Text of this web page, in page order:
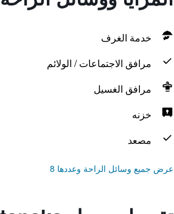
خدمة الغرف
مرافق الاجتماعات / الولائم
مرافق الغسيل
خزنه
مصعد
عرض جميع وسائل الراحة وعددها 8